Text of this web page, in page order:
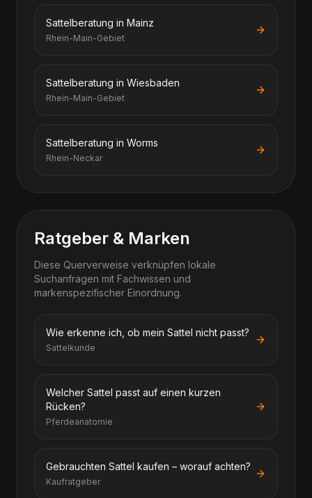
Sattelberatung in Mainz
Rhein-Main-Gebiet
Sattelberatung in Wiesbaden
Rhein-Main-Gebiet
Sattelberatung in Worms
Rhein-Neckar
Ratgeber & Marken
Diese Querverweise verknüpfen lokale
Suchanfragen mit Fachwissen und
markenspezifischer Einordnung.
Wie erkenne ich, ob mein Sattel nicht passt?
Sattelkunde
Welcher Sattel passt auf einen kurzen
Rücken?
Pferdeanatomie
Gebrauchten Sattel kaufen – worauf achten?
Kaufratgeber